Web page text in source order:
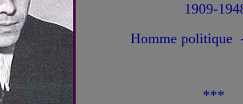
1909-
Homme politique
***